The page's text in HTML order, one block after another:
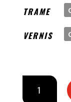
TRAME
VERNIS
QUANTITÉ